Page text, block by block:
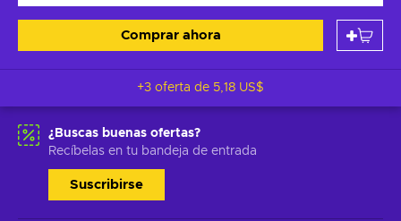
Comprar ahora
+3 oferta de 5,18 US$
¿Buscas buenas ofertas?
Recíbelas en tu bandeja de entrada
Suscribirse